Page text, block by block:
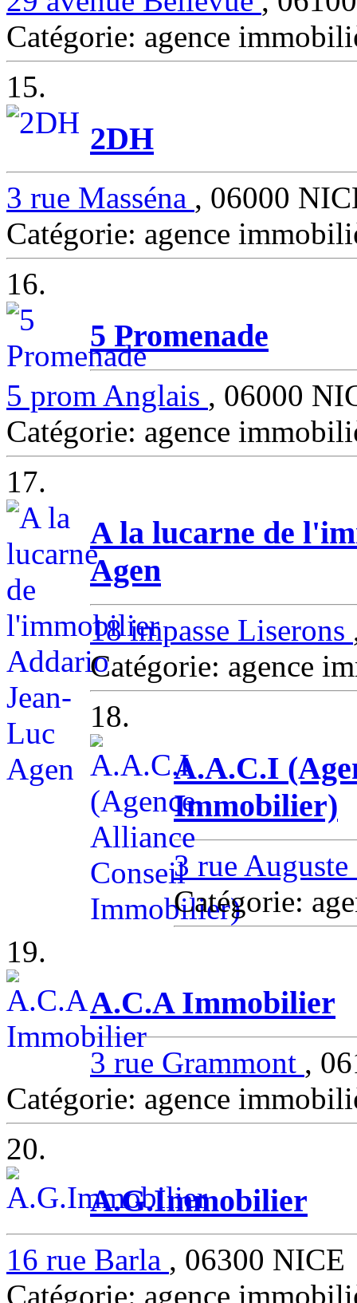
Catégorie: agence
15.
2DH
3 rue Masséna , 06000
Catégorie: agence
16.
5 Promenade
5 prom Anglais , 06000
Catégorie: agence
17.
A la lucarne de
Agen
18 impasse Liserons
Catégorie: agence
18.
A.A.C.I
Immobilier)
3 rue
Catégorie:
19.
A.C.A Immobilier
3 rue Grammont ,
Catégorie: agence
20.
A.G.Immobilier
16 rue Barla , 06300 NICE
Catégorie: agence